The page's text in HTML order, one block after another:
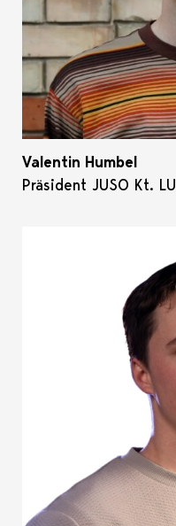
Valentin Humbel
Präsident JUSO Kt. LU